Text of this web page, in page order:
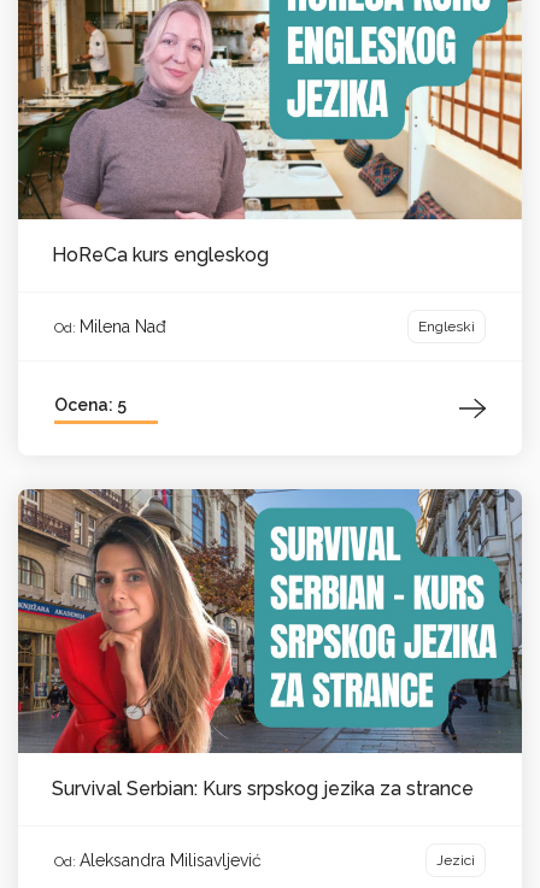
HoReCa kurs engleskog
Od: Milena Nađ Engleski
Ocena: 5
Survival Serbian: Kurs srpskog jezika za strance
Od: Aleksandra Milisavljević Jezici